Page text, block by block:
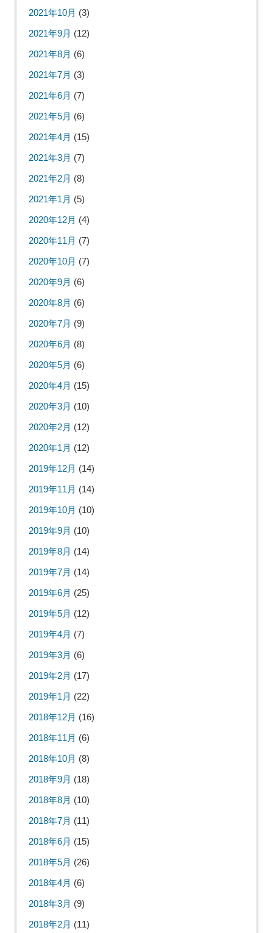
2021年10月 (3)
2021年9月 (12)
2021年8月 (6)
2021年7月 (3)
2021年6月 (7)
2021年5月 (6)
2021年4月 (15)
2021年3月 (7)
2021年2月 (8)
2021年1月 (5)
2020年12月 (4)
2020年11月 (7)
2020年10月 (7)
2020年9月 (6)
2020年8月 (6)
2020年7月 (9)
2020年6月 (8)
2020年5月 (6)
2020年4月 (15)
2020年3月 (10)
2020年2月 (12)
2020年1月 (12)
2019年12月 (14)
2019年11月 (14)
2019年10月 (10)
2019年9月 (10)
2019年8月 (14)
2019年7月 (14)
2019年6月 (25)
2019年5月 (12)
2019年4月 (7)
2019年3月 (6)
2019年2月 (17)
2019年1月 (22)
2018年12月 (16)
2018年11月 (6)
2018年10月 (8)
2018年9月 (18)
2018年8月 (10)
2018年7月 (11)
2018年6月 (15)
2018年5月 (26)
2018年4月 (6)
2018年3月 (9)
2018年2月 (11)